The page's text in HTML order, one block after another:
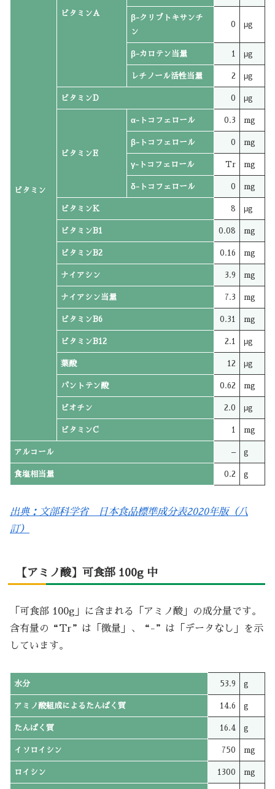
ビタミン
ビタミンA
β-クリプトキサンチ
ン
0 μg
β-カロテン当量 1 μg
レチノール活性当量 2 μg
ビタミンD 0 μg
ビタミンE
α-トコフェロール 0.3 mg
β-トコフェロール 0 mg
γ-トコフェロール Tr mg
δ-トコフェロール 0 mg
ビタミンK 8 μg
ビタミンB1 0.08 mg
ビタミンB2 0.16 mg
ナイアシン 3.9 mg
ナイアシン当量 7.3 mg
ビタミンB6 0.31 mg
ビタミンB12 2.1 μg
葉酸 12 μg
パントテン酸 0.62 mg
ビオチン 2.0 μg
ビタミンC 1 mg
アルコール – g
食塩相当量 0.2 g
出典：文部科学省 日本食品標準成分表2020年版（八
訂）
【アミノ酸】可食部 100g 中
「可食部 100g」に含まれる「アミノ酸」の成分量です。
含有量の“Tr”は「微量」、“-”は「データなし」を示
しています。
水分 53.9 g
アミノ酸組成によるたんぱく質 14.6 g
たんぱく質 16.4 g
イソロイシン 750 mg
ロイシン 1300 mg